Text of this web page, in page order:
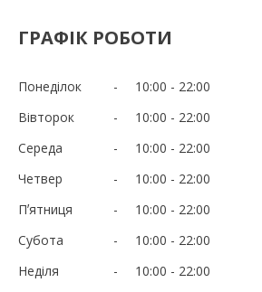
ГРАФІК РОБОТИ
Понеділок 10:00
22:00
Вівторок
10:00
22:00
Середа
10:00
22:00
Четвер
10:00
22:00
Пʼятниця
10:00
22:00
Субота
10:00
22:00
Неділя
10:00 22:00